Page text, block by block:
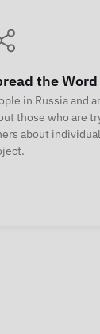
the Word
in Russia and
those who are
about